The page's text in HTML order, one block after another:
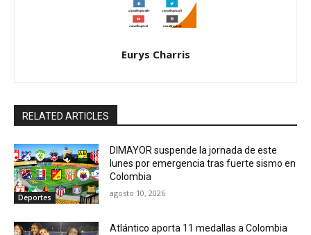
Eurys Charris
RELATED ARTICLES
Deportes
DIMAYOR suspende la jornada de este
lunes por emergencia tras fuerte sismo en
Colombia
agosto 10, 2026
Atlántico aporta 11 medallas a Colombia